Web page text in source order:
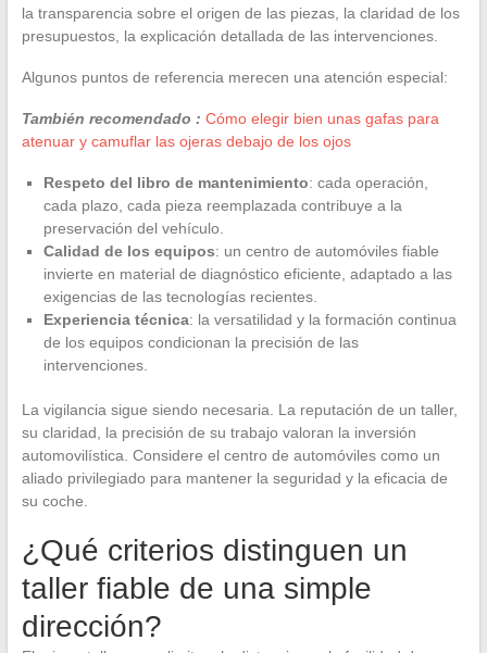
la transparencia sobre el origen de las piezas, la claridad de los
presupuestos, la explicación detallada de las intervenciones.
Algunos puntos de referencia merecen una atención especial:
También recomendado : Cómo elegir bien unas gafas para
atenuar y camuflar las ojeras debajo de los ojos
Respeto del libro de mantenimiento: cada operación,
cada plazo, cada pieza reemplazada contribuye a la
preservación del vehículo.
Calidad de los equipos: un centro de automóviles fiable
invierte en material de diagnóstico eficiente, adaptado a las
exigencias de las tecnologías recientes.
Experiencia técnica: la versatilidad y la formación continua
de los equipos condicionan la precisión de las
intervenciones.
La vigilancia sigue siendo necesaria. La reputación de un taller,
su claridad, la precisión de su trabajo valoran la inversión
automovilística. Considere el centro de automóviles como un
aliado privilegiado para mantener la seguridad y la eficacia de
su coche.
¿Qué criterios distinguen un
taller fiable de una simple
dirección?